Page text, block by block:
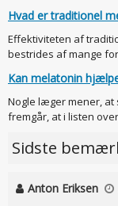
Hvad er traditionel
Effektiviteten af
bestrides af mange
Kan melatonin
Nogle læger mener,
fremgår, at i listen
Sidste
Anton Eriksen